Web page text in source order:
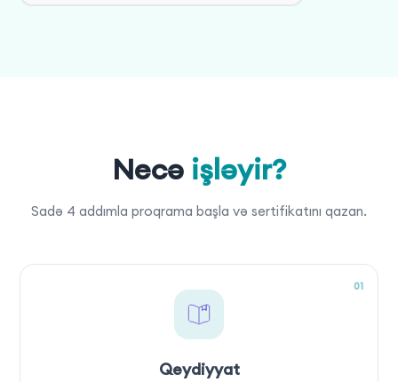
Necə işləyir?
Sadə 4 addımla proqrama başla və sertifikatını qazan.
01
Qeydiyyat